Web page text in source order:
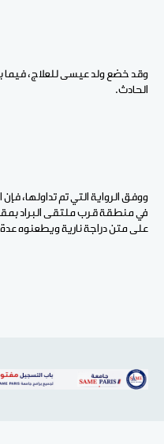
وقد خضع ولد عيسى للعلاج، فيما
الحادث.
ووفق الرواية التي تم تداولها،
في منطقة قرب ملتقى البراد
على متن دراجة نارية ويطعنوه